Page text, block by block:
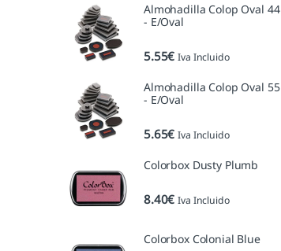
Almohadilla Colop Oval 44
- E/Oval
5.55€ Iva Incluido
Almohadilla Colop Oval 55
- E/Oval
5.65€ Iva Incluido
Colorbox Dusty Plumb
8.40€ Iva Incluido
Colorbox Colonial Blue